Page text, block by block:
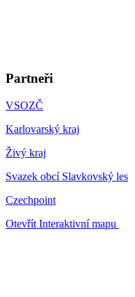
Partneři
VSOZČ
Karlovarský kraj
Živý kraj
Svazek obcí Slavkovský les
Czechpoint
Otevřít Interaktivní mapu